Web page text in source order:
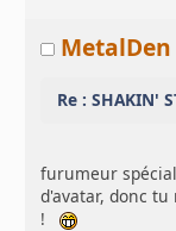
MetalDen
Re : SHAKIN'
furumeur
d'avatar, donc
!